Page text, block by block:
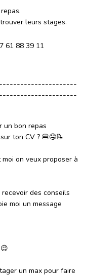
leurs stages.
61 88 39 11
un bon repas
ton CV ? 🍔🤤📝
moi on veux proposer à
des conseils
moi un message
un max pour faire